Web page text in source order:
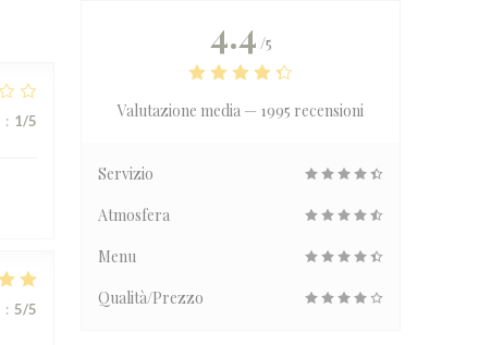
: 1/5
: 5/5
4.4 /5
Valutazione media — 1995 recensioni
Servizio
Atmosfera
Menu
Qualità/Prezzo